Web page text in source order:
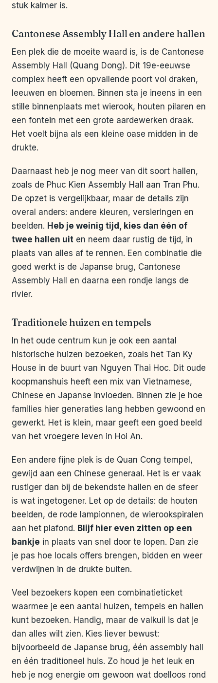
stuk kalmer is.
Cantonese Assembly Hall en andere hallen
Een plek die de moeite waard is, is de Cantonese
Assembly Hall (Quang Dong). Dit 19e-eeuwse
complex heeft een opvallende poort vol draken,
leeuwen en bloemen. Binnen sta je ineens in een
stille binnenplaats met wierook, houten pilaren en
een fontein met een grote aardewerken draak.
Het voelt bijna als een kleine oase midden in de
drukte.
Daarnaast heb je nog meer van dit soort hallen,
zoals de Phuc Kien Assembly Hall aan Tran Phu.
De opzet is vergelijkbaar, maar de details zijn
overal anders: andere kleuren, versieringen en
beelden. Heb je weinig tijd, kies dan één of
twee hallen uit en neem daar rustig de tijd, in
plaats van alles af te rennen. Een combinatie die
goed werkt is de Japanse brug, Cantonese
Assembly Hall en daarna een rondje langs de
rivier.
Traditionele huizen en tempels
In het oude centrum kun je ook een aantal
historische huizen bezoeken, zoals het Tan Ky
House in de buurt van Nguyen Thai Hoc. Dit oude
koopmanshuis heeft een mix van Vietnamese,
Chinese en Japanse invloeden. Binnen zie je hoe
families hier generaties lang hebben gewoond en
gewerkt. Het is klein, maar geeft een goed beeld
van het vroegere leven in Hoi An.
Een andere fijne plek is de Quan Cong tempel,
gewijd aan een Chinese generaal. Het is er vaak
rustiger dan bij de bekendste hallen en de sfeer
is wat ingetogener. Let op de details: de houten
beelden, de rode lampionnen, de wierookspiralen
aan het plafond. Blijf hier even zitten op een
bankje in plaats van snel door te lopen. Dan zie
je pas hoe locals offers brengen, bidden en weer
verdwijnen in de drukte buiten.
Veel bezoekers kopen een combinatieticket
waarmee je een aantal huizen, tempels en hallen
kunt bezoeken. Handig, maar de valkuil is dat je
dan alles wilt zien. Kies liever bewust:
bijvoorbeeld de Japanse brug, één assembly hall
en één traditioneel huis. Zo houd je het leuk en
heb je nog energie om gewoon wat doelloos rond